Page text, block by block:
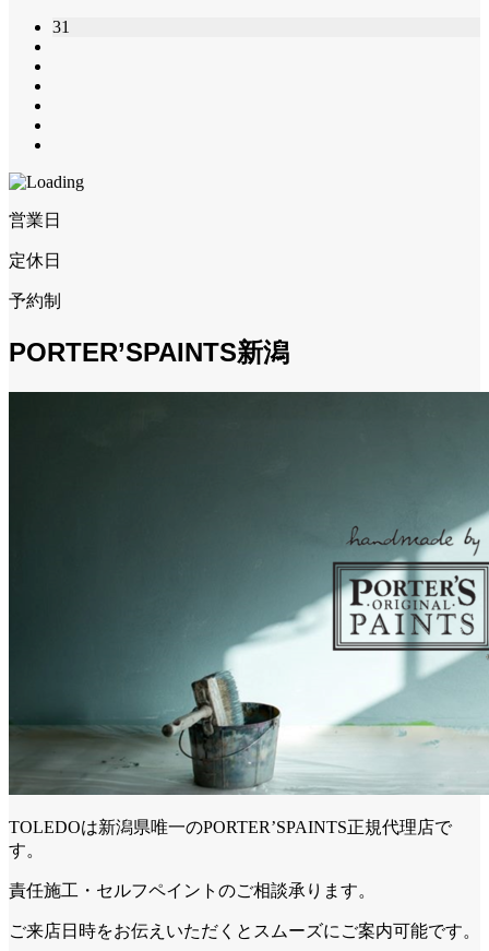
31
営業日
定休日
予約制
PORTER’SPAINTS新潟
TOLEDOは新潟県唯一のPORTER’SPAINTS正規代理店で
す。
責任施工・セルフペイントのご相談承ります。
ご来店日時をお伝えいただくとスムーズにご案内可能です。